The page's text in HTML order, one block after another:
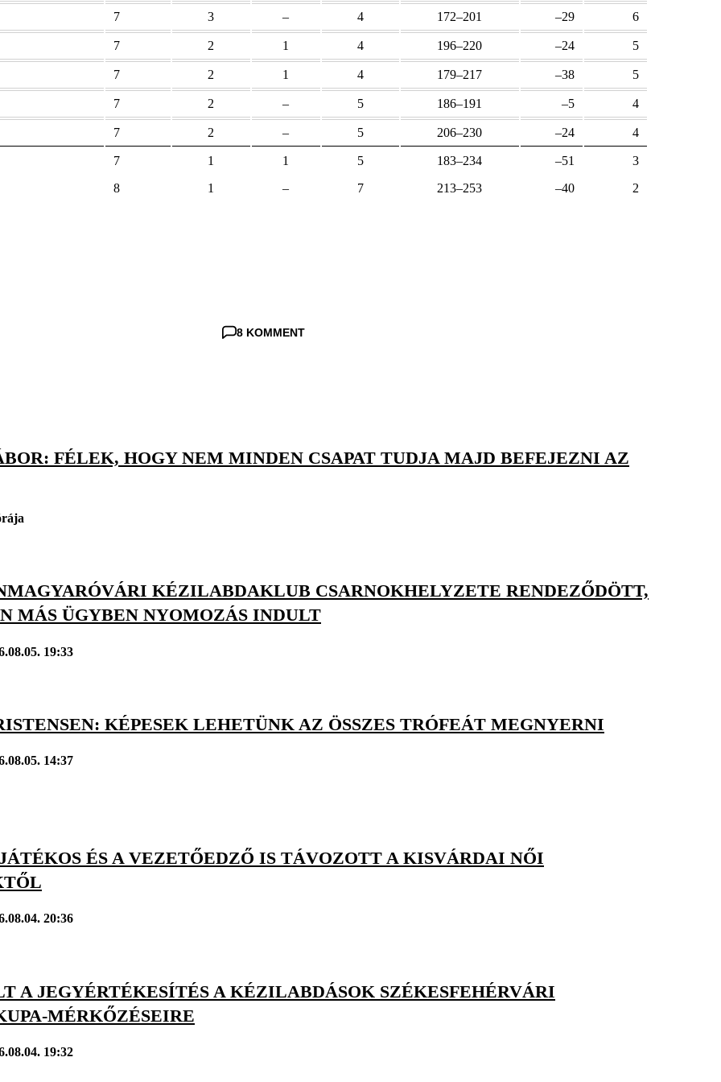
7 3 – 4 172–201 –29 6
7 2 1 4 196–220 –24 5
7 2 1 4 179–217 –38 5
7 2 – 5 186–191 –5 4
7 2 – 5 206–230 –24 4
7 1 1 5 183–234 –51
3
8
1 – 7 213–253 –40 2
8 KOMMENT
FÉLEK, HOGY NEM MINDEN CSAPAT TUDJA MAJD BEFEJEZNI AZ
KÉZILABDAKLUB CSARNOKHELYZETE RENDEZŐDÖTT,
MÁS ÜGYBEN NYOMOZÁS INDULT
19:33
KÉPESEK LEHETÜNK AZ ÖSSZES TRÓFEÁT MEGNYERNI
14:37
ÉS A VEZETŐEDZŐ IS TÁVOZOTT A KISVÁRDAI NŐI
20:36
A JEGYÉRTÉKESÍTÉS A KÉZILABDÁSOK SZÉKESFEHÉRVÁRI
MÉRKŐZÉSEIRE
19:32